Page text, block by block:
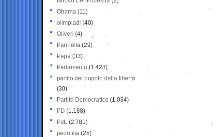
Obama (11)
olimpiadi (40)
Oliveri (4)
Pannella (29)
Papa (33)
Parlamento (1.428)
partito del popolo della libertà
(30)
Partito Democratico (1.034)
PD (1.188)
PdL (2.781)
pedofilia (25)